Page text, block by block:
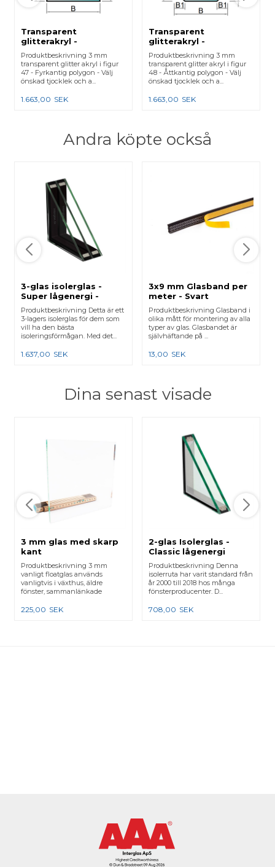
Transparent
glitterakryl -
Laserskuren - Figur 47
Produktbeskrivning 3 mm
transparent glitter akryl i figur
47 - Fyrkantig polygon - Välj
önskad tjocklek och a...
1.663,00 SEK
Transparent
glitterakryl -
Laserskuren - Figur 48
Produktbeskrivning 3 mm
transparent glitter akryl i figur
48 - Åttkantig polygon - Välj
önskad tjocklek och a...
1.663,00 SEK
Andra köpte också
3-glas isolerglas -
Super lågenergi -
4+4+4
Produktbeskrivning Detta är ett
3-lagers isolerglas för dem som
vill ha den bästa
isoleringsförmågan. Med det...
1.637,00 SEK
3x9 mm Glasband per
meter - Svart
Produktbeskrivning Glasband i
olika mått för montering av alla
typer av glas. Glasbandet är
självhäftande på ...
13,00 SEK
Dina senast visade
3 mm glas med skarp
kant
Produktbeskrivning 3 mm
vanligt floatglas används
vanligtvis i växthus, äldre
fönster, sammanlänkade
225,00 SEK
2-glas Isolerglas -
Classic lågenergi
Produktbeskrivning Denna
isolerruta har varit standard från
år 2000 till 2018 hos många
fönsterproducenter. D...
708,00 SEK